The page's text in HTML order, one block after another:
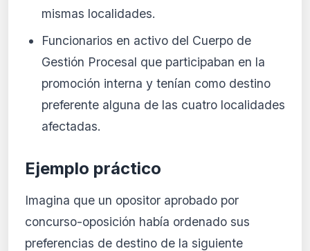
mismas localidades.
Funcionarios en activo del Cuerpo de
Gestión Procesal que participaban en la
promoción interna y tenían como destino
preferente alguna de las cuatro localidades
afectadas.
Ejemplo práctico
Imagina que un opositor aprobado por
concurso-oposición había ordenado sus
preferencias de destino de la siguiente